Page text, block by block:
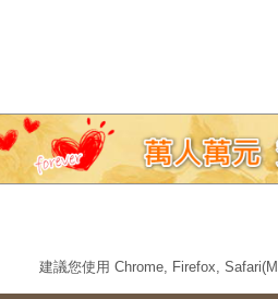
建議您使用 Chrome, Firefox,